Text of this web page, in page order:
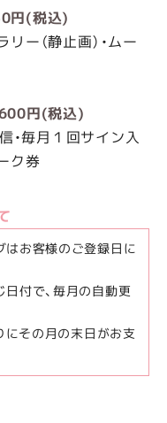
円(税込)
ー（静止画）・ムー
円(税込)
・毎月１回サイン入
ク券
はお客様のご登録日に
付で、毎月の自動更
にその月の末日がお支